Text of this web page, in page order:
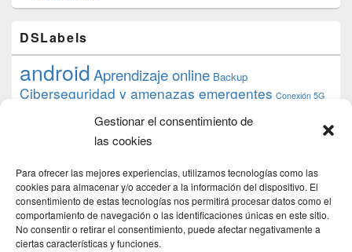
Gestionar el consentimiento de
las cookies
Para ofrecer las mejores experiencias, utilizamos tecnologías como las
cookies para almacenar y/o acceder a la información del dispositivo. El
consentimiento de estas tecnologías nos permitirá procesar datos como el
comportamiento de navegación o las identificaciones únicas en este sitio.
No consentir o retirar el consentimiento, puede afectar negativamente a
ciertas características y funciones.
DSLabels
androidAprendizaje online Backup
Ciberseguridad y amenazas emergentes Conexión 5G
datos debian desarrollo web
Formación Google
iphone
proyecto PS4 python Raspberryraspberrypi
raspbian review Servidor Web Sostenibilidad
tecnológicaTecnología torrent
transmissiontutorial ubuntu server Windows